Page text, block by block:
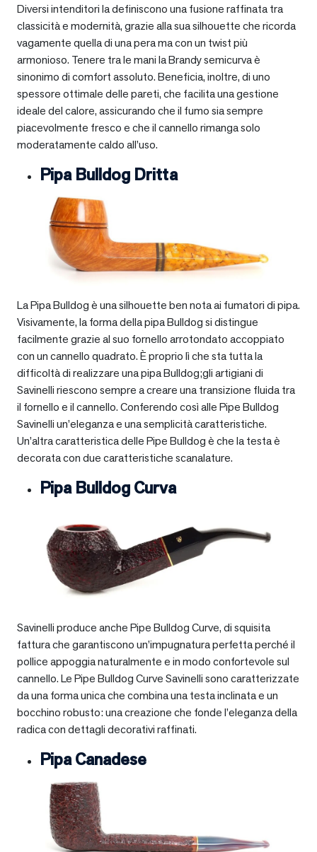
Diversi intenditori la definiscono una fusione raffinata tra
classicità e modernità, grazie alla sua silhouette che ricorda
vagamente quella di una pera ma con un twist più
armonioso. Tenere tra le mani la Brandy semicurva è
sinonimo di comfort assoluto. Beneficia, inoltre, di uno
spessore ottimale delle pareti, che facilita una gestione
ideale del calore, assicurando che il fumo sia sempre
piacevolmente fresco e che il cannello rimanga solo
moderatamente caldo all’uso.
Pipa Bulldog Dritta
La Pipa Bulldog è una silhouette ben nota ai fumatori di pipa.
Visivamente, la forma della pipa Bulldog si distingue
facilmente grazie al suo fornello arrotondato accoppiato
con un cannello quadrato. È proprio lì che sta tutta la
difficoltà di realizzare una pipa Bulldog;gli artigiani di
Savinelli riescono sempre a creare una transizione fluida tra
il fornello e il cannello. Conferendo così alle Pipe Bulldog
Savinelli un’eleganza e una semplicità caratteristiche.
Un’altra caratteristica delle Pipe Bulldog è che la testa è
decorata con due caratteristiche scanalature.
Pipa Bulldog Curva
Savinelli produce anche Pipe Bulldog Curve, di squisita
fattura che garantiscono un’impugnatura perfetta perché il
pollice appoggia naturalmente e in modo confortevole sul
cannello. Le Pipe Bulldog Curve Savinelli sono caratterizzate
da una forma unica che combina una testa inclinata e un
bocchino robusto: una creazione che fonde l’eleganza della
radica con dettagli decorativi raffinati.
Pipa Canadese